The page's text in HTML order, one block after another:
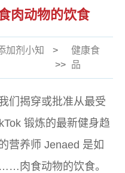
肉动物的饮食
加剂小知
>
>>
健康食
品
们揭穿或批准从最受
锻炼的最新健身趋
营养师 Jenaed 是如
肉食动物的饮食。